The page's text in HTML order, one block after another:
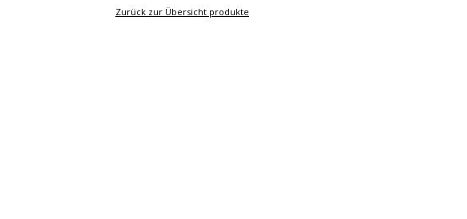
Zurück zur Übersicht produkte